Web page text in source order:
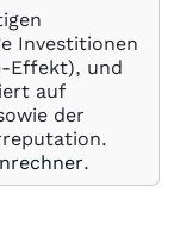
Investitionen
Effekt), und
auf
der
.